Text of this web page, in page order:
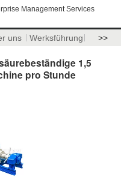
Management Services
uns Werksführung >>
1,5
pro Stunde